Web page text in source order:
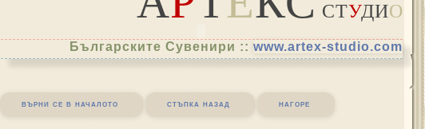
СТУДИО
Българските Сувенири :: www.artex-studio.com
върни се в началото стъпка назад нагоре